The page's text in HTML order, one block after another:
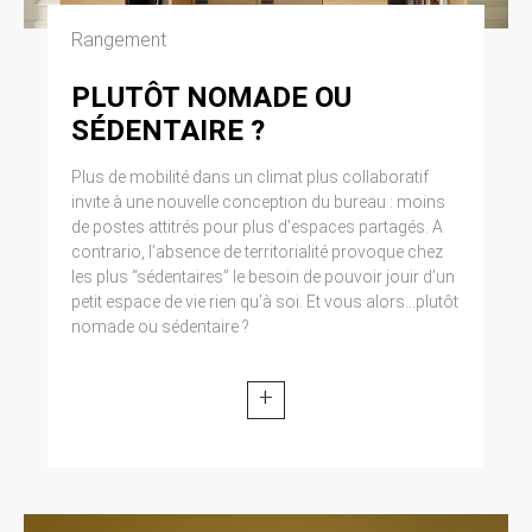
Rangement
PLUTÔT NOMADE OU
SÉDENTAIRE ?
Plus de mobilité dans un climat plus collaboratif
invite à une nouvelle conception du bureau : moins
de postes attitrés pour plus d’espaces partagés. A
contrario, l’absence de territorialité provoque chez
les plus “sédentaires” le besoin de pouvoir jouir d’un
petit espace de vie rien qu’à soi. Et vous alors...plutôt
nomade ou sédentaire ?
+
pictogramme de menu (symbolisé par trois
Cliquez sur Afficher les paramètres avancés.
Dans la section ‘Confidentialité’, cliquez sur
préférences. Dans l’onglet ‘Confidentialité’,
9. DROIT APPLICABLE ET
ATTRIBUTION DE
JURIDICTION.
Tout litige en relation avec l’utilisation du site
tribunaux compétents de Paris.